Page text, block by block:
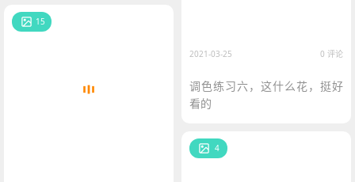
2021-03-25 0 评论
调色练习六，这什么花，挺好
看的
15
4